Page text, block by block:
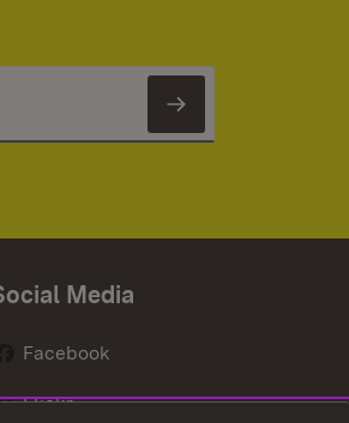
Newsletter
Media
Facebook
Flickr